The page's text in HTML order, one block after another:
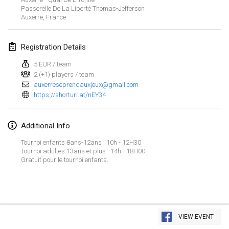
View list
Passerelle De La Liberté Thomas-Jefferson
Auxerre, France
Registration Details
5 EUR / team
2 (+1) players / team
auxerreseprendauxjeux@gmail.com
https://shorturl.at/nEY34
Additional Info
Tournoi enfants 8ans-12ans : 10h - 12H30
Tournoi adultes 13ans et plus : 14h - 18H00
Gratuit pour le tournoi enfants.
VIEW EVENT
February 2023
Open Grégorien
Feb 4, 2023|
SingeliDuppeli
Feb 4, 2023 Finland
SM HalliMölkky - Finnish Championship
Indoor de la CASAS